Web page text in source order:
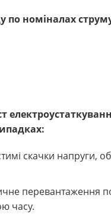
по номіналах
скачки
перевантаження
часу.